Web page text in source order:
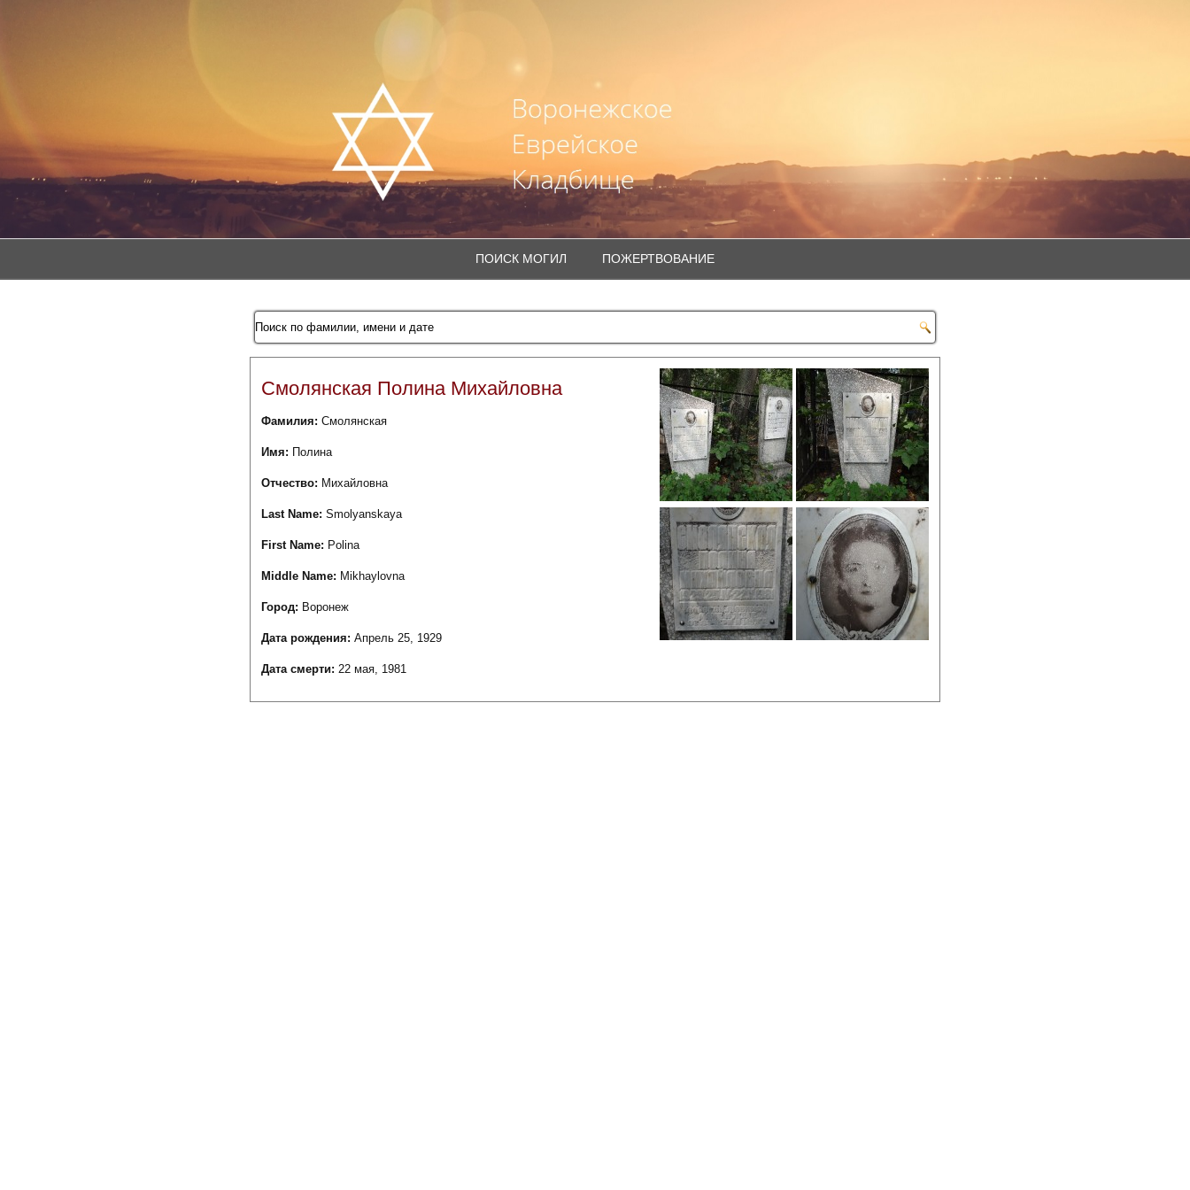
ПОИСК МОГИЛ ПОЖЕРТВОВАНИЕ
Смолянская Полина Михайловна
Фамилия: Смолянская
Имя: Полина
Отчество: Михайловна
Last Name: Smolyanskaya
First Name: Polina
Middle Name: Mikhaylovna
Город: Воронеж
Дата рождения: Апрель 25, 1929
Дата смерти: 22 мая, 1981